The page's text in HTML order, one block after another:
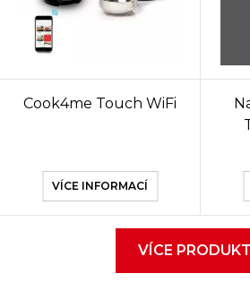
Cook4me Touch WiFi
VÍCE INFORMACÍ
VÍCE